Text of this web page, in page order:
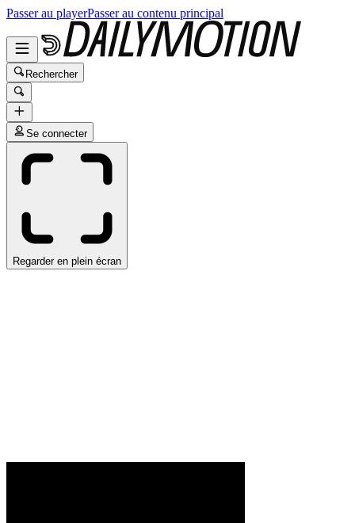
Passer au playerPasser au contenu principal
Rechercher
Se connecter
Regarder en plein écran